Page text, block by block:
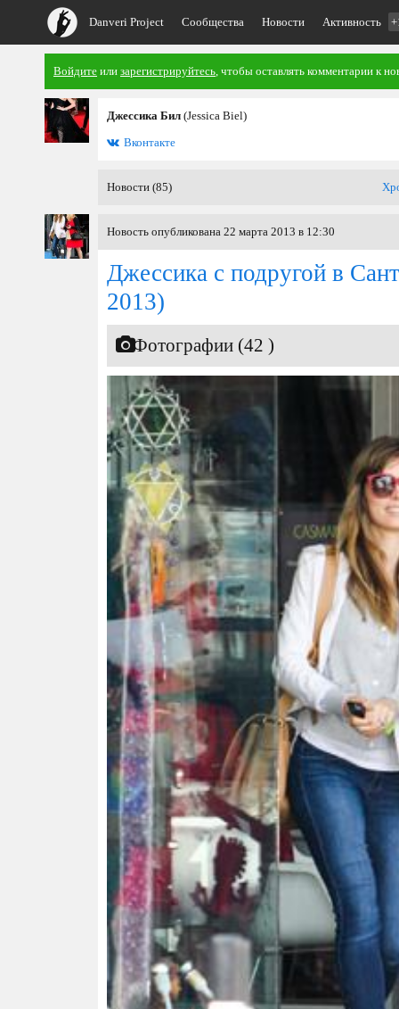
Danveri Project Сообщества Новости Активность
Войдите или зарегистрируйтесь, чтобы оставлять комментарии к
Джессика Бил (Jessica Biel)
Вконтакте
Новости (85)
Новость опубликована 22 марта 2013 в 12:30
Джессика с подругой в
2013)
Фотографии (42 )